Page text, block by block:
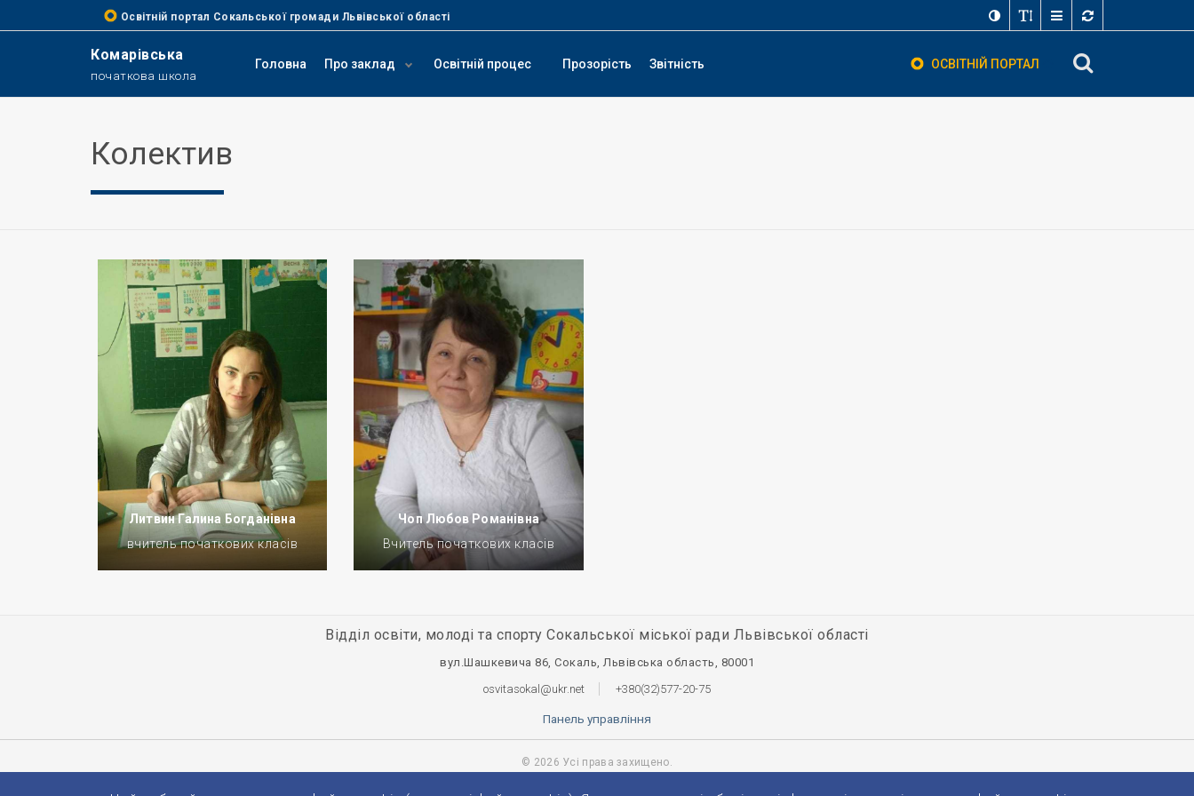
Освітній портал Сокальської громади Львівської області
Комарівська
початкова школа
Головна Про заклад Освітній процес Прозорість Звітність ОСВІТНІЙ ПОРТАЛ
Колектив
Литвин Галина Богданівна
вчитель початкових класів
Чоп Любов Романівна
Вчитель початкових класів
Відділ освіти, молоді та спорту Сокальської міської ради Львівської області
вул.Шашкевича 86, Сокаль, Львівська область, 80001
osvitasokal@ukr.net
+380(32)577-20-75
Панель управління
© 2026 Усі права захищено.